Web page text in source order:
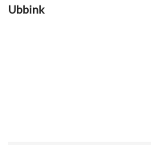
Ubbink